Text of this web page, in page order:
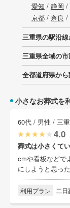
愛知 / 静岡 /
京都/ 奈良 /
三重県の駅沿
三重県全域の
全都道府県か
小さなお葬式を
60代 / 男性 / 三
4.0
葬式は小さくて
cmや看板などで
にしようと思っ
利用プラン 二日